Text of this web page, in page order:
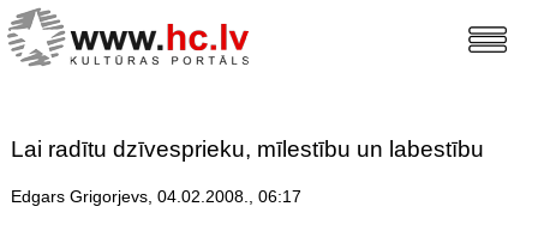
Lai radītu dzīvesprieku, mīlestību un labestību
Edgars Grigorjevs, 04.02.2008., 06:17